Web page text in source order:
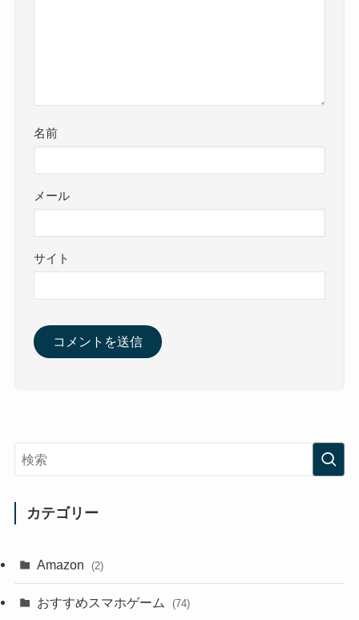
名前
メール
サイト
カテゴリー
Amazon (2)
おすすめスマホゲーム (74)